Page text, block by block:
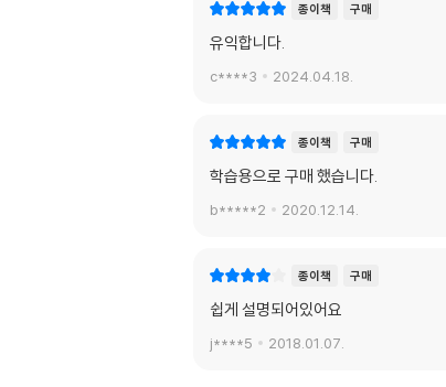
종이책 구매
유익합니다.
c****3 2024.04.18.
종이책 구매
학습용으로 구매 했습니다.
b*****2 2020.12.14.
종이책 구매
쉽게 설명되어있어요
j****5 2018.01.07.